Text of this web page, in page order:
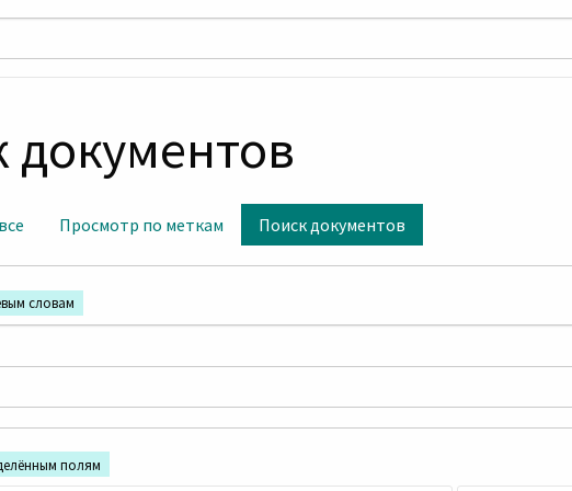
документов
Просмотр по меткам Поиск документов
словам
полям